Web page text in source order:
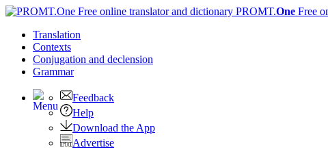
PROMT.One Free
Translation
Contexts
Conjugation and declension
Grammar
Feedback
Help
Download the App
Advertise